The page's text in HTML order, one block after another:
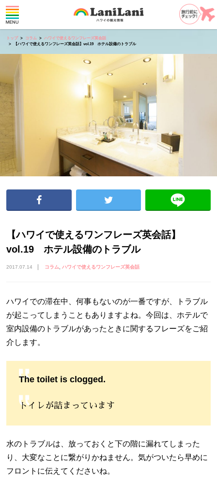
トップ コラム
ハワイで使えるワンフレーズ英会話
【ハワイで使えるワンフレーズ英会話】vol.19 ホテル設備のトラブル
【ハワイで使えるワンフレーズ英会話】
vol.19 ホテル設備のトラブル
2017.07.14 コラム ハワイで使えるワンフレーズ英会話
ハワイでの滞在中、何事もないのが一番ですが、トラブル
が起こってしまうこともありますよね。今回は、ホテルで
室内設備のトラブルがあったときに関するフレーズをご紹
介します。
The toilet is clogged.
トイレが詰まっています
水のトラブルは、放っておくと下の階に漏れてしまった
り、大変なことに繋がりかねません。気がついたら早めに
フロントに伝えてくださいね。